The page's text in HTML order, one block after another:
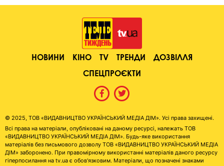
НОВИНИ КІНО TV ТРЕНДИ
ДОЗВІЛЛЯ
СПЕЦПРОЄКТИ
© 2025, ТОВ «ВИДАВНИЦТВО УКРАЇНСЬКИЙ МЕДІА ДІМ». Усі права захищені.
Всі права на матеріали, опубліковані на даному ресурсі, належать ТОВ
«ВИДАВНИЦТВО УКРАЇНСЬКИЙ МЕДІА ДІМ». Будь-яке використання
матеріалів без письмового дозволу ТОВ «ВИДАВНИЦТВО УКРАЇНСЬКИЙ МЕДІА
ДІМ» заборонено. При правомірному використанні матеріалів даного ресурсу
гіперпосилання на tv.ua є обов'язковим. Матеріали, що позначені знаками